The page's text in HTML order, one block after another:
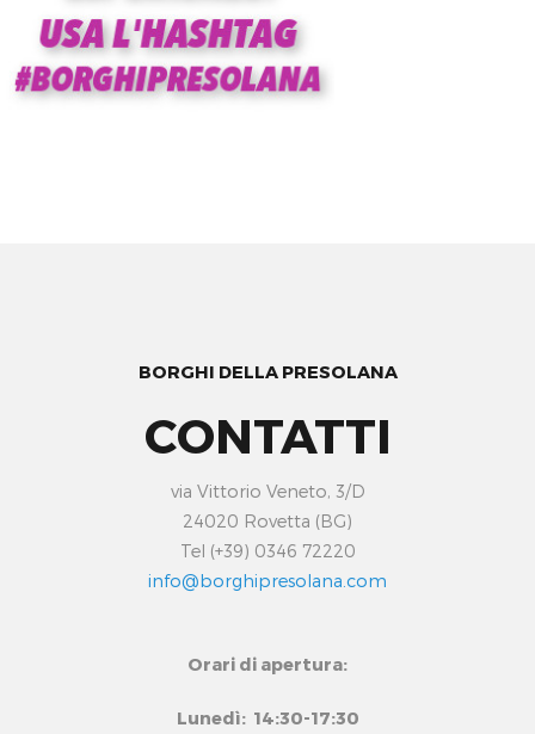
BORGHI DELLA PRESOLANA
CONTATTI
via Vittorio Veneto, 3/D
24020 Rovetta (BG)
Tel (+39) 0346 72220
info@borghipresolana.com
Orari di apertura:
Lunedì: 14:30-17:30